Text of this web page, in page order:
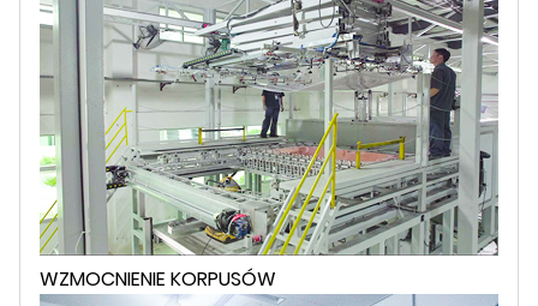
WZMOCNIENIE KORPUSÓW